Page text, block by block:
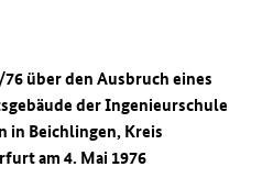
über den Ausbruch eines
der Ingenieurschule
in Beichlingen, Kreis
am 4. Mai 1976